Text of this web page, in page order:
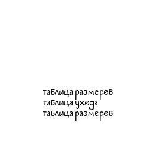
таблица размеров
таблица ухода
таблица размеров